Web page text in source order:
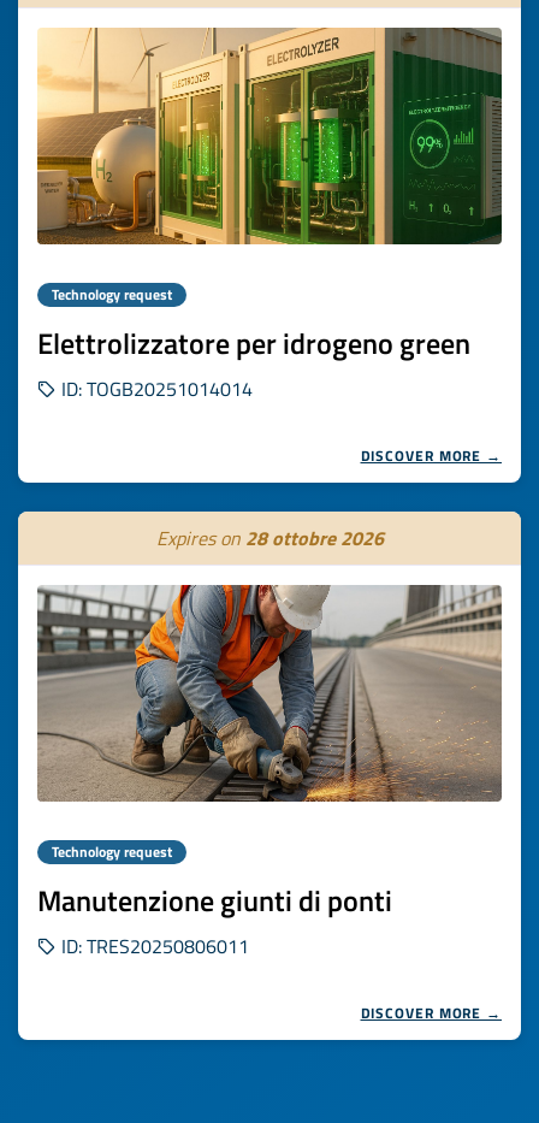
Technology request
Elettrolizzatore per idrogeno green
ID: TOGB20251014014
DISCOVER MORE →
Expires on 28 ottobre 2026
Technology request
Manutenzione giunti di ponti
ID: TRES20250806011
DISCOVER MORE →